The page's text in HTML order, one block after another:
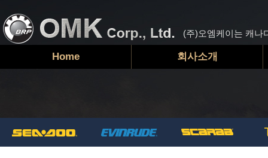
(주)오엠케이는 캐나
Home 회사소개